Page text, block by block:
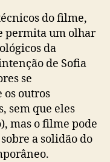
do filme,
permita um olhar
da
de Sofia
se
outros
sem que eles
mas o filme pode
a solidão do